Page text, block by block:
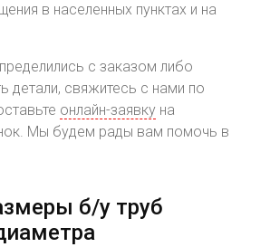
в населенных пунктах и на
с заказом либо
детали, свяжитесь с нами по
онлайн-заявкуна
Мы будем рады вам помочь в
б/у труб